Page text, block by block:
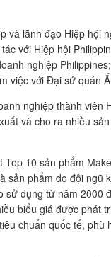
và lãnh đạo Hiệp hội
với Hiệp hội
nghiệp
việc với Đại sứ quán
nghiệp thành viên
và cho ra nhiều
10 sản phẩm
sản phẩm do đội ngũ
dụng từ năm 2000
biểu giá được phát
chuẩn quốc tế, phù